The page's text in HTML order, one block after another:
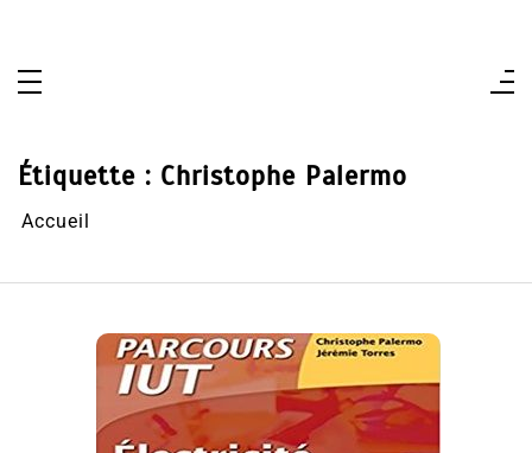
Étiquette : Christophe Palermo
Accueil